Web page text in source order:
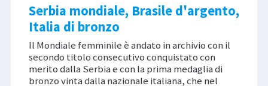
Serbia mondiale, Brasile d'argento,
Italia di bronzo
Il Mondiale femminile è andato in archivio con il
secondo titolo consecutivo conquistato con
merito dalla Serbia e con la prima medaglia di
bronzo vinta dalla nazionale italiana, che nel